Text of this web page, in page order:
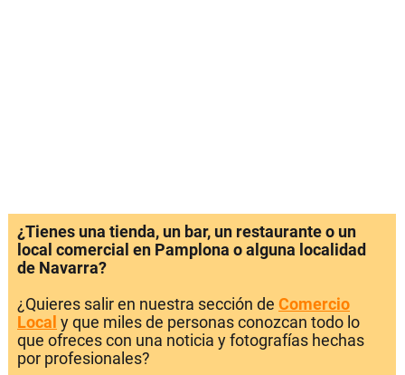
¿Tienes una tienda, un bar, un restaurante o un
local comercial en Pamplona o alguna localidad
de Navarra?
¿Quieres salir en nuestra sección de Comercio
Local y que miles de personas conozcan todo lo
que ofreces con una noticia y fotografías hechas
por profesionales?